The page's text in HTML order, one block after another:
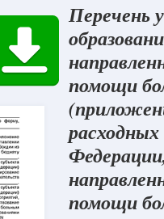
Перечень
помощи
помощи